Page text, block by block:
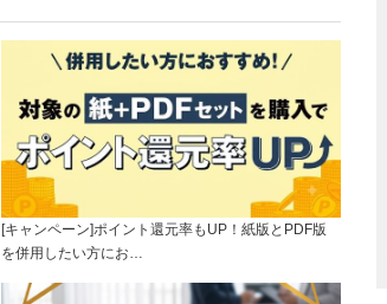
[キャンペーン]ポイント還元率もUP！紙版とPDF版
を併用したい方にお…